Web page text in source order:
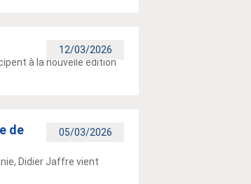
12/03/2026
à la nouvelle édition
05/03/2026
de
Didier Jaffre vient